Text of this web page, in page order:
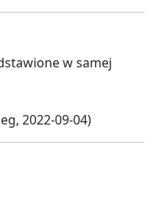
w samej
2022-09-04)